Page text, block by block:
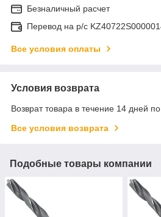
Безналичный расчет
Перевод на р/с
Все условия оплаты
Условия возврата
Возврат товара в течение 14 дней
Все условия возврата
Подобные товары компании